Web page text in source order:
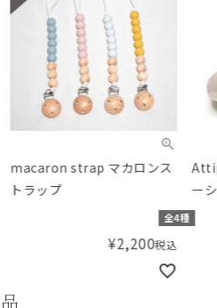
macaron strap マカロンス
トラップ
全4種
¥2,200税込
ー